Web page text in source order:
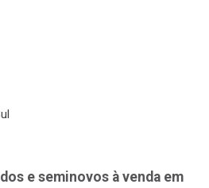
e seminovos à venda em